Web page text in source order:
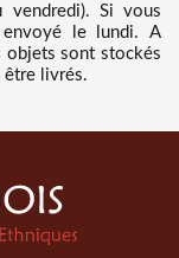
Si vous
envoyé le lundi. A
objets sont stockés
être livrés.